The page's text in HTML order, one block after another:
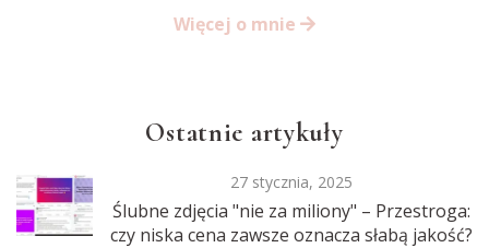
Więcej o mnie
Ostatnie artykuły
27 stycznia, 2025
Ślubne zdjęcia "nie za miliony" – Przestroga:
czy niska cena zawsze oznacza słabą jakość?